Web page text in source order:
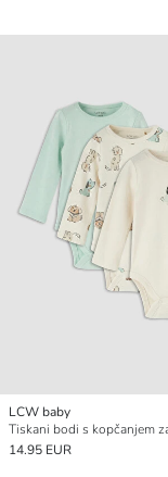
LCW baby
14.95 EUR